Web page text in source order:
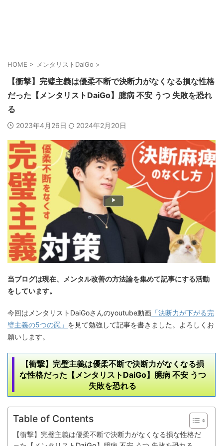
HOME > メンタリストDaiGo >
【衝撃】完璧主義は優柔不断で決断力がなくなる損な性格
だった【メンタリストDaiGo】臆病 不安 うつ 失敗を恐れ
る
2023年4月26日 2024年2月20日
当ブログは現在、メンタル改善の方法論を集めて記事にする活動
をしています。
今回はメンタリストDaiGoさんのyoutube動画 「決断力が下がる完
璧主義の5つの罠」 を見て勉強して記事を書きました。よろしくお
願いします。
【衝撃】完璧主義は優柔不断で決断力がなくなる損
な性格だった【メンタリストDaiGo】臆病 不安 うつ
失敗を恐れる
Table of Contents
【衝撃】完璧主義は優柔不断で決断力がなくなる損な性格だ